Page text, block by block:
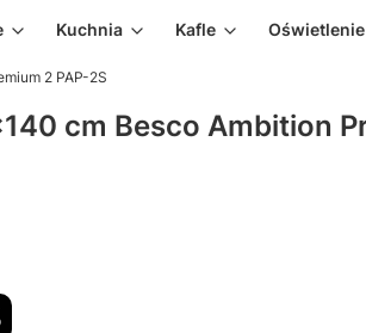
Kuchnia Kafle Oświetlenie
2 PAP-2S
cm Besco Ambition